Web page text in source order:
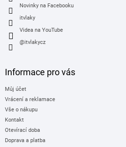
Novinky na Facebooku
itvlaky
Videa na YouTube
@itvlakycz
Informace pro vás
Můj účet
Vrácení a reklamace
Vše o nákupu
Kontakt
Otevírací doba
Doprava a platba